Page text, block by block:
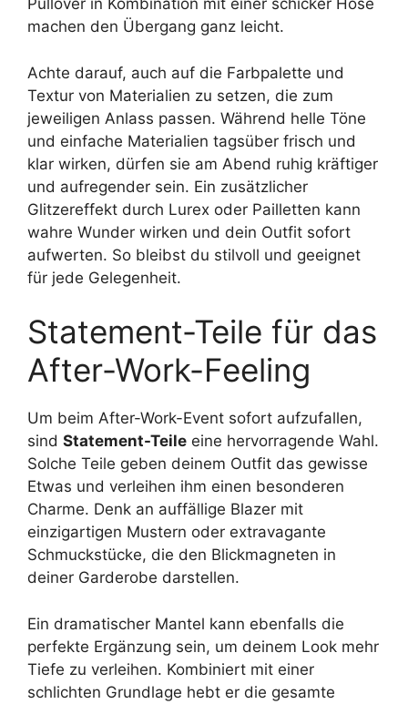
Pullover in Kombination mit einer schicker Hose
machen den Übergang ganz leicht.
Achte darauf, auch auf die Farbpalette und
Textur von Materialien zu setzen, die zum
jeweiligen Anlass passen. Während helle Töne
und einfache Materialien tagsüber frisch und
klar wirken, dürfen sie am Abend ruhig kräftiger
und aufregender sein. Ein zusätzlicher
Glitzereffekt durch Lurex oder Pailletten kann
wahre Wunder wirken und dein Outfit sofort
aufwerten. So bleibst du stilvoll und geeignet
für jede Gelegenheit.
Statement-Teile für das
After-Work-Feeling
Um beim After-Work-Event sofort aufzufallen,
sind Statement-Teile eine hervorragende Wahl.
Solche Teile geben deinem Outfit das gewisse
Etwas und verleihen ihm einen besonderen
Charme. Denk an auffällige Blazer mit
einzigartigen Mustern oder extravagante
Schmuckstücke, die den Blickmagneten in
deiner Garderobe darstellen.
Ein dramatischer Mantel kann ebenfalls die
perfekte Ergänzung sein, um deinem Look mehr
Tiefe zu verleihen. Kombiniert mit einer
schlichten Grundlage hebt er die gesamte